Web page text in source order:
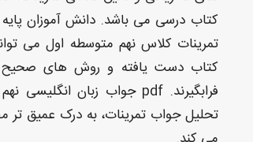
کتاب درسی می باشد. دانش آموزان پایه
تمرینات کلاس نهم متوسطه اولمی
کتاب دست یافته و روش های صحیح
فرابگیرند. pdf جواب زبان انگلیسی ​نهم
تحلیلجواب تمرینات، به درک عمیق تر